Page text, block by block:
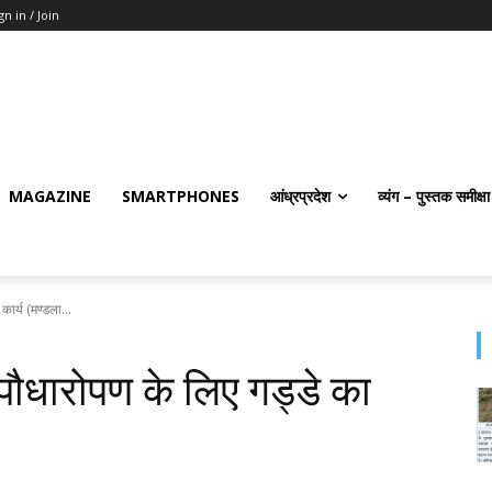
in / Join
MAGAZINE SMARTPHONES आंध्रप्रदेश व्यंग – पुस्तक समीक्षा
(मण्‍डला...
के लिए गड्डे का